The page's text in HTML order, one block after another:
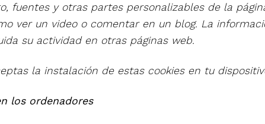
fuentes y otras partes personalizables de la
ver un video o comentar en un blog. La
su actividad en otras páginas web.
la instalación de estas cookies en tu
los ordenadores